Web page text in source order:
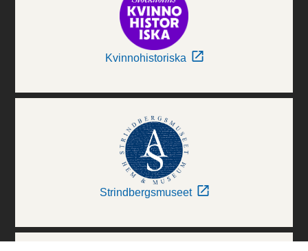
Kvinnohistoriska
Strindbergsmuseet